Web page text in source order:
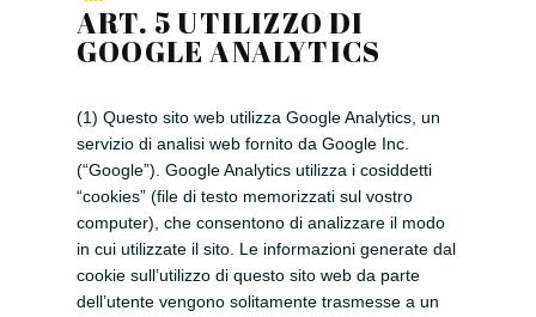
ART. 5 UTILIZZO DI
GOOGLE ANALYTICS
(1) Questo sito web utilizza Google Analytics, un
servizio di analisi web fornito da Google Inc.
(“Google”). Google Analytics utilizza i cosiddetti
“cookies” (file di testo memorizzati sul vostro
computer), che consentono di analizzare il modo
in cui utilizzate il sito. Le informazioni generate dal
cookie sull’utilizzo di questo sito web da parte
dell’utente vengono solitamente trasmesse a un